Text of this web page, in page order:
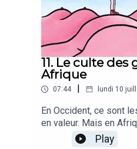
11. Le culte des
Afrique
07:44 | lundi 10
En Occident, ce sont
en valeur. Mais en
femmes cherchent à
Play